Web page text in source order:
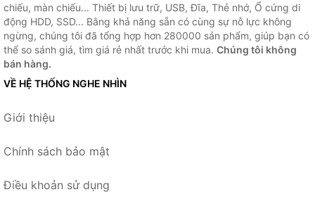
chiếu, màn chiếu... Thiết bị lưu trữ, USB, Đĩa, Thẻ nhớ, Ổ cứng di
động HDD, SSD... Bằng khả năng sẵn có cùng sự nỗ lực không
ngừng, chúng tôi đã tổng hợp hơn 280000 sản phẩm, giúp bạn có
thể so sánh giá, tìm giá rẻ nhất trước khi mua. Chúng tôi không
bán hàng.
VỀ HỆ THỐNG NGHE NHÌN
Giới thiệu
Chính sách bảo mật
Điều khoản sử dụng